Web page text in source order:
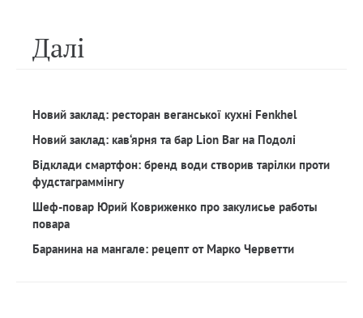
Далi
Новий заклад: ресторан веганської кухні Fenkhel
Новий заклад: кав‘ярня та бар Lion Bar на Подолі
Відклади смартфон: бренд води створив тарілки проти
фудстаграммінгу
Шеф-повар Юрий Ковриженко про закулисье работы
повара
Баранина на мангале: рецепт от Марко Черветти